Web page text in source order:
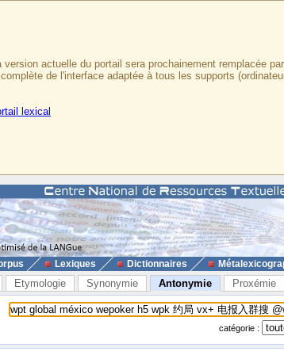
actuelle du portail sera prochainement remplacée
de l'interface adaptée à tous les supports
lexical
Lexiques Dictionnaires
Etymologie Synonymie Antonymie Proxémie
catégorie :